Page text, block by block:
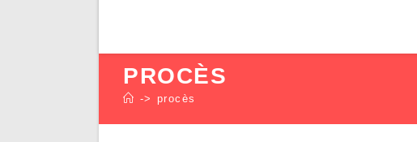
PROCÈS
-> procès